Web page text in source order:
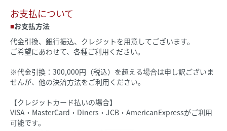
お支払について
お支払方法
代金引換、銀行振込、クレジットを用意してございます。
ご希望にあわせて、各種ご利用ください。
※代金引換：300,000円（税込）を超える場合は申し訳ございま
せんが、他の決済方法をご利用ください。
【クレジットカード払いの場合】
VISA・MasterCard・Diners・JCB・AmericanExpressがご利用
可能です。